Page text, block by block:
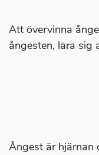
Att övervinna
ångesten, lära sig
Ångest är hjärnan